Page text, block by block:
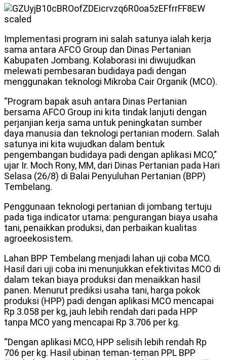
Implementasi program ini salah satunya ialah kerja
sama antara AFCO Group dan Dinas Pertanian
Kabupaten Jombang. Kolaborasi ini diwujudkan
melewati pembesaran budidaya padi dengan
menggunakan teknologi Mikroba Cair Organik (MCO).
“Program bapak asuh antara Dinas Pertanian
bersama AFCO Group ini kita tindak lanjuti dengan
perjanjian kerja sama untuk peningkatan sumber
daya manusia dan teknologi pertanian modern. Salah
satunya ini kita wujudkan dalam bentuk
pengembangan budidaya padi dengan aplikasi MCO,”
ujar Ir. Moch Rony, MM, dari Dinas Pertanian pada Hari
Selasa (26/8) di Balai Penyuluhan Pertanian (BPP)
Tembelang.
Penggunaan teknologi pertanian di jombang tertuju
pada tiga indicator utama: pengurangan biaya usaha
tani, penaikkan produksi, dan perbaikan kualitas
agroeekosistem.
Lahan BPP Tembelang menjadi lahan uji coba MCO.
Hasil dari uji coba ini menunjukkan efektivitas MCO di
dalam tekan biaya produksi dan menaikkan hasil
panen. Menurut prediksi usaha tani, harga pokok
produksi (HPP) padi dengan aplikasi MCO mencapai
Rp 3.058 per kg, jauh lebih rendah dari pada HPP
tanpa MCO yang mencapai Rp 3.706 per kg.
“Dengan aplikasi MCO, HPP selisih lebih rendah Rp
706 per kg. Hasil ubinan teman-teman PPL BPP